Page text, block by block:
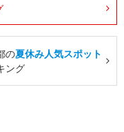
の夏休み人気スポット
ング